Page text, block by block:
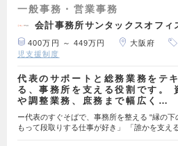
一般事務・営業事務
会計事務所サンタックスオフィ
400万円 ～ 449万円 大阪府
児支援制度
代表のサポートと総務業務をテ
る、事務所を支える役割です。
や調整業務、庶務まで幅広く…
ー代表のすぐそばで、事務所を整える “縁の
もって段取りする仕事が好き」 「誰かを支え